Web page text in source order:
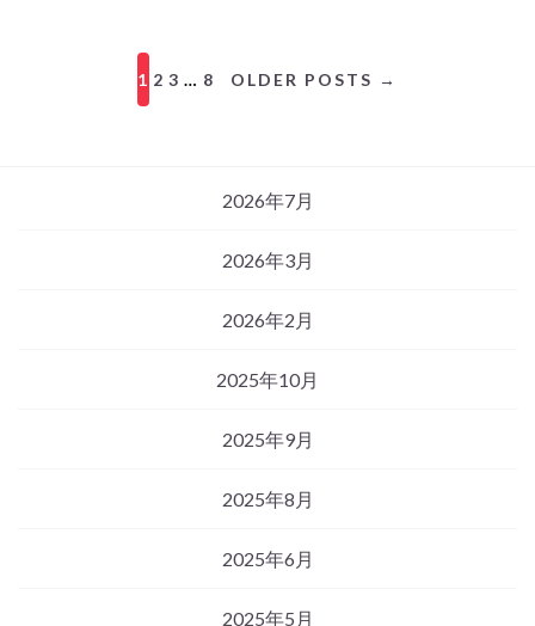
1 2 3 … 8 OLDER POSTS →
2026年7月
2026年3月
2026年2月
2025年10月
2025年9月
2025年8月
2025年6月
2025年5月